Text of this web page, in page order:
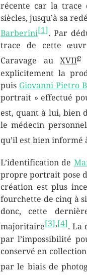
récente car la trace
siècles, jusqu’à sa
Barberini[1]. Par
trace de cette
Caravage auXVIIe
explicitement la
puis Giovanni Pietro
portrait »effectué
est, quant à lui, bien
le médecin
qu’il est bien informé
L’identification de
propre portrait pose
création est plus
fourchette de cinq à
donc, cette
majoritaire [3] , [4] . La
par l’impossibilité
conservé en
par le biais de